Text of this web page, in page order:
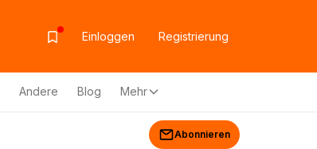
Einloggen Registrierung
Andere Blog Mehr
Abonnieren